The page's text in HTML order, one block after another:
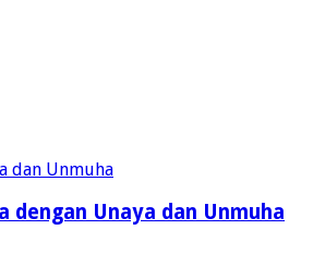
dengan Unaya dan Unmuha